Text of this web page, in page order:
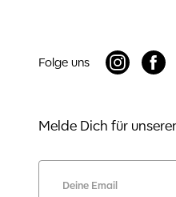
Folge uns
Melde Dich für
Deine Email